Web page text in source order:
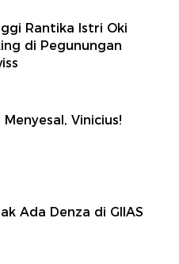
Rantika Istri Oki
di Pegunungan
Vinicius!
Ada Denza di GIIAS